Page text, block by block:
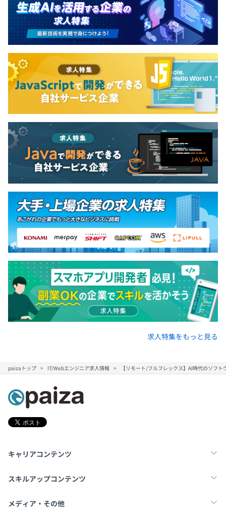
年1回（7月）
社会保険完備
無期雇用
試用期間：3ヶ月
求人特集をもっと見る
paizaトップ IT/Webエンジニア求人情報 【リモート/フルフレックス】AI時代のソフ
キャリアコンテンツ
転職・キャリア
スキルアップコンテンツ
学習
メディア・その他